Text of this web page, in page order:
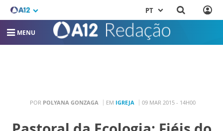
PT
MENU
POR POLYANA GONZAGA EM IGREJA 09 MAR 2015 - 14H00